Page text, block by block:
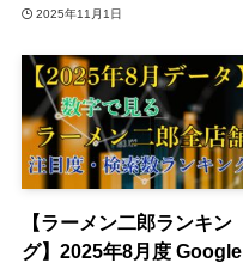
2025年11月1日
【ラーメン二郎ランキン
グ】2025年8月度 Google